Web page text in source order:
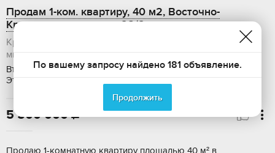
Продам 1-ком. квартиру, 40 м2, Восточно-
Кругликовская улица, 28/2
Краснодарский край, Краснодар, Прикубанский округ,
микрорайон Панорама
Вторичка, Общая площадь: 40 м2, Жилая площадь: 28 м2,
Этаж: 10 / 16, Требуется ремонт
5 500 000
По вашему запросу найдено 181 объявление.
Продолжить